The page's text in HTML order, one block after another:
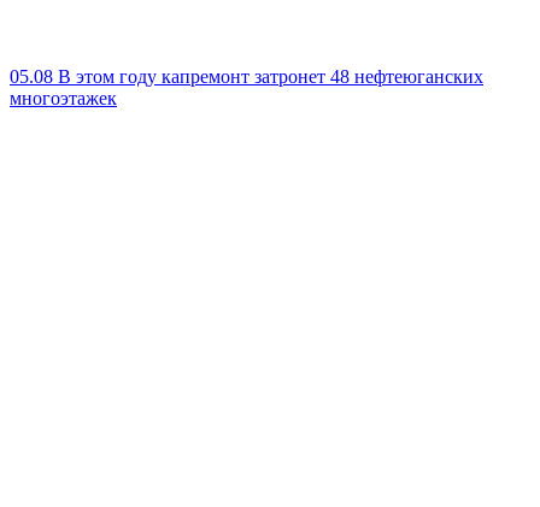
05.08 В этом году капремонт затронет 48 нефтеюганских
многоэтажек